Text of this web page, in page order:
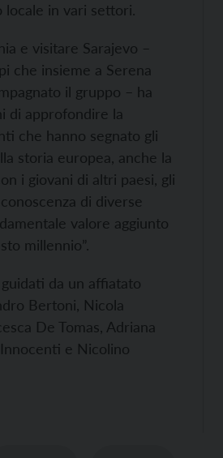
locale in vari settori.
e visitare Sarajevo –
che insieme a Serena
il gruppo – ha
di approfondire la
che hanno segnato gli
storia europea, anche la
i giovani di altri paesi, gli
di diverse
valore aggiunto
millennio”.
da un affiatato
Bertoni, Nicola
De Tomas, Adriana
e Nicolino